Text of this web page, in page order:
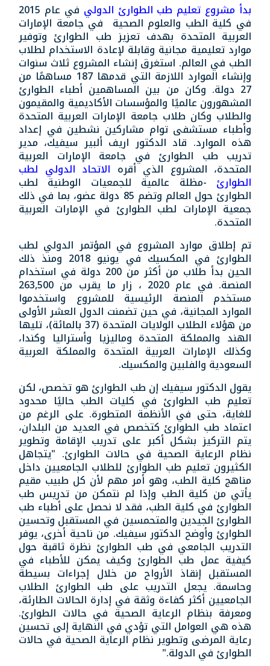
بدأ مشروع تعليم طب الطوارئ الدولي
في عام 2015
في كلية الطب والعلوم الصحية في جامعة الإمارات
العربية المتحدة بهدف تعزيز طب الطوارئ وتوفير
موارد تعليمية مجانية وقابلة لإعادة الاستخدام لطلاب
الطب في العالم. استغرق إنشاء المشروع ثلاث سنوات
وإنشاء الموارد اللازمة التي قدمها 187 مساهمًا من
27 دولة. وكان من بين المساهمين أطباء الطوارئ
المشهورون عالميًا والمؤسسات الأكاديمية والمقيمون
والطلاب وكان طلاب جامعة الإمارات العربية المتحدة
وأطباء مستشفى توام مشاركين نشطين في إعداد
هذه الموارد. قاد الدكتور اريف ألبير سيفيك، مدير
تدريب طب الطوارئ في جامعة الإمارات العربية
المتحدة، المشروع الذي أقره الاتحاد الدولي لطب
الطوارئ -مظلة عالمية للجمعيات الوطنية لطب
الطوارئ حول العالم وتضم 85 دولة عضو، بما في ذلك
جمعية الإمارات لطب الطوارئ في الإمارات العربية
المتحدة.
تم إطلاق موارد المشروع في المؤتمر الدولي لطب
الطوارئ في المكسيك في يونيو 2018 ومنذ ذلك
الحين بدأ طلاب من أكثر من 200 دولة في استخدام
المنصة. في عام 2020 ، زار ما يقرب من 263,500
مستخدم المنصة الرئيسية للمشروع واستخدموا
الموارد المجانية، في حين تضمنت الدول العشر الأولى
من هؤلاء الطلاب الولايات المتحدة (37 بالمائة)، تليها
الهند والمملكة المتحدة وماليزيا وأستراليا وكندا،
وكذلك الإمارات العربية المتحدة والمملكة العربية
السعودية والفلبين والمكسيك.
يقول الدكتور سيفيك إن طب الطوارئ هو تخصص، لكن
تعليم طب الطوارئ في كليات الطب حاليًا محدود
للغاية، حتى في الأنظمة المتطورة. على الرغم من
اعتماد طب الطوارئ كتخصص في العديد من البلدان،
يتم التركيز بشكل أكبر على تدريب الإقامة وتطوير
نظام الرعاية الصحية في حالات الطوارئ. "يتجاهل
الكثيرون تعليم طب الطوارئ للطلاب الجامعيين داخل
مناهج كلية الطب، وهو أمر مهم لأن كل طبيب مقيم
يأتي من كلية الطب وإذا لم نتمكن من تدريس طب
الطوارئ في كلية الطب، فقد لا نحصل على أطباء طب
الطوارئ الجيدين والمتحمسين في المستقبل وتحسين
الطوارئ وأوضح الدكتور سيفيك. من ناحية أخرى، يوفر
التدريب الجامعي في طب الطوارئ نظرة ثاقبة حول
كيفية عمل طب الطوارئ وكيف يمكن للأطباء في
المستقبل إنقاذ الأرواح من خلال إجراءات بسيطة
وحاسمة. يجعل التدريب على طب الطوارئ الطلاب
الجامعيين أكثر كفاءة وثقة في إدارة الحالات الطارئة،
ومعرفة بنظام الرعاية الصحية في حالات الطوارئ.
هذه هي العوامل التي تؤدي في النهاية إلى تحسين
رعاية المرضى وتطوير نظام الرعاية الصحية في حالات
الطوارئ في الدولة."